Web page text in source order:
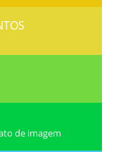
de imagem